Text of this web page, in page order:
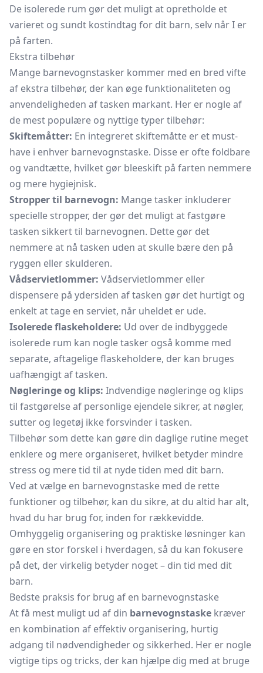
De isolerede rum gør det muligt at opretholde et
varieret og sundt kostindtag for dit barn, selv når I er
på farten.
Ekstra tilbehør
Mange barnevognstasker kommer med en bred vifte
af ekstra tilbehør, der kan øge funktionaliteten og
anvendeligheden af tasken markant. Her er nogle af
de mest populære og nyttige typer tilbehør:
Skiftemåtter: En integreret skiftemåtte er et must-
have i enhver barnevognstaske. Disse er ofte foldbare
og vandtætte, hvilket gør bleeskift på farten nemmere
og mere hygiejnisk.
Stropper til barnevogn: Mange tasker inkluderer
specielle stropper, der gør det muligt at fastgøre
tasken sikkert til barnevognen. Dette gør det
nemmere at nå tasken uden at skulle bære den på
ryggen eller skulderen.
Vådservietlommer: Vådservietlommer eller
dispensere på ydersiden af tasken gør det hurtigt og
enkelt at tage en serviet, når uheldet er ude.
Isolerede flaskeholdere: Ud over de indbyggede
isolerede rum kan nogle tasker også komme med
separate, aftagelige flaskeholdere, der kan bruges
uafhængigt af tasken.
Nøgleringe og klips: Indvendige nøgleringe og klips
til fastgørelse af personlige ejendele sikrer, at nøgler,
sutter og legetøj ikke forsvinder i tasken.
Tilbehør som dette kan gøre din daglige rutine meget
enklere og mere organiseret, hvilket betyder mindre
stress og mere tid til at nyde tiden med dit barn.
Ved at vælge en barnevognstaske med de rette
funktioner og tilbehør, kan du sikre, at du altid har alt,
hvad du har brug for, inden for rækkevidde.
Omhyggelig organisering og praktiske løsninger kan
gøre en stor forskel i hverdagen, så du kan fokusere
på det, der virkelig betyder noget – din tid med dit
barn.
Bedste praksis for brug af en barnevognstaske
At få mest muligt ud af din barnevognstaske kræver
en kombination af effektiv organisering, hurtig
adgang til nødvendigheder og sikkerhed. Her er nogle
vigtige tips og tricks, der kan hjælpe dig med at bruge